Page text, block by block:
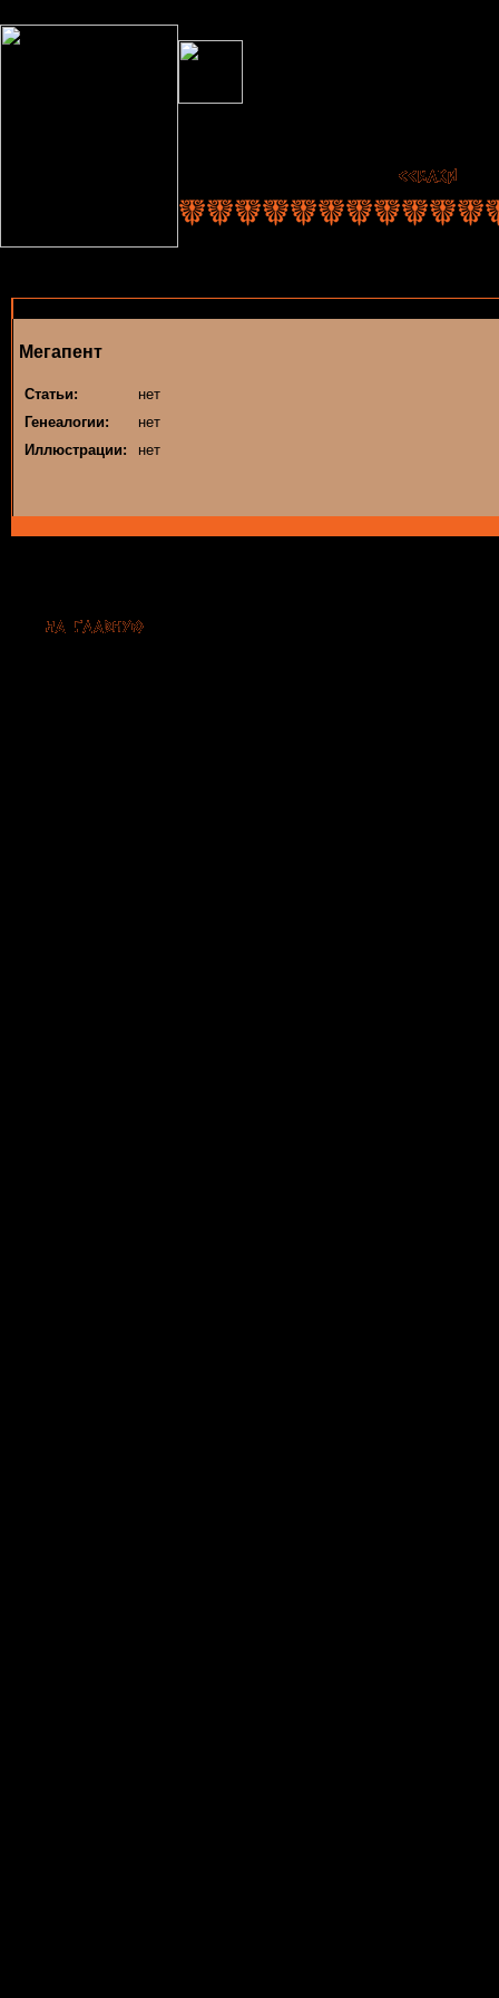
Мегапент
Статьи:
нет
Генеалогии:
нет
Иллюстрации:
нет